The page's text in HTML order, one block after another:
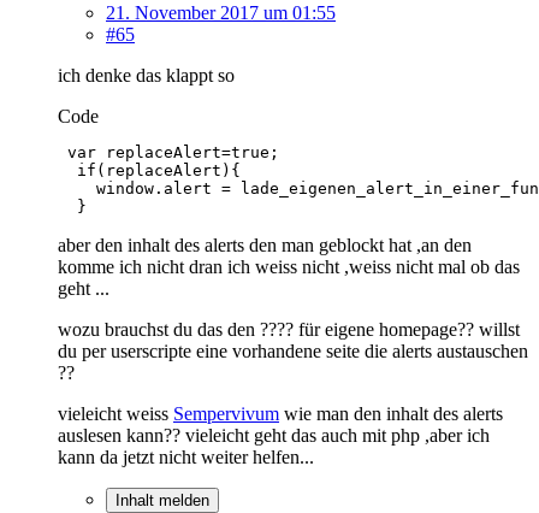
21. November 2017 um 01:55
#65
ich denke das klappt so
Code
  }
aber den inhalt des alerts den man geblockt hat ,an den
komme ich nicht dran ich weiss nicht ,weiss nicht mal ob das
geht ...
wozu brauchst du das den ???? für eigene homepage?? willst
du per userscripte eine vorhandene seite die alerts austauschen
??
vieleicht weiss Sempervivum wie man den inhalt des alerts
auslesen kann?? vieleicht geht das auch mit php ,aber ich
kann da jetzt nicht weiter helfen...
Inhalt melden